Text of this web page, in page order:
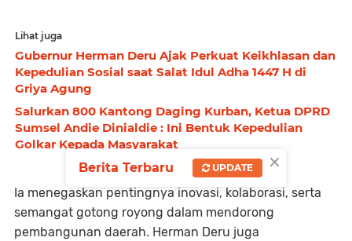
Lihat juga
Gubernur Herman Deru Ajak Perkuat Keikhlasan dan
Kepedulian Sosial saat Salat Idul Adha 1447 H di
Griya Agung
Salurkan 800 Kantong Daging Kurban, Ketua DPRD
Sumsel Andie Dinialdie : Ini Bentuk Kepedulian
Golkar Kepada Masyarakat
Ia menegaskan pentingnya inovasi, kolaborasi, serta
semangat gotong royong dalam mendorong
pembangunan daerah. Herman Deru juga
×
Berita Terbaru UPDATE